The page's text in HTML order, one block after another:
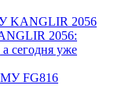
KANGLIR 2056
2056:
сегодня уже